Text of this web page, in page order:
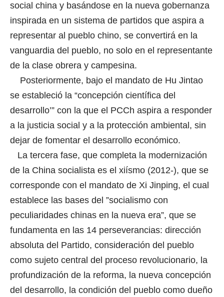
social china y basándose en la nueva gobernanza
inspirada en un sistema de partidos que aspira a
representar al pueblo chino, se convertirá en la
vanguardia del pueblo, no solo en el representante
de la clase obrera y campesina.
Posteriormente, bajo el mandato de Hu Jintao
se estableció la “concepción científica del
desarrollo’” con la que el PCCh aspira a responder
a la justicia social y a la protección ambiental, sin
dejar de fomentar el desarrollo económico.
La tercera fase, que completa la modernización
de la China socialista es el xiísmo (2012-), que se
corresponde con el mandato de Xi Jinping, el cual
establece las bases del ”socialismo con
peculiaridades chinas en la nueva era”, que se
fundamenta en las 14 perseverancias: dirección
absoluta del Partido, consideración del pueblo
como sujeto central del proceso revolucionario, la
profundización de la reforma, la nueva concepción
del desarrollo, la condición del pueblo como dueño